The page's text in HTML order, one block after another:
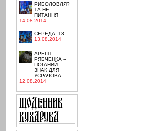
РИБОЛОВЛЯ?
ТА НЕ
ПИТАННЯ
14.08.2014
СЕРЕДА, 13
13.08.2014
АРЕШТ
РЯБЧЕНКА --
ПОГАНИЙ
ЗНАК ДЛЯ
УСРАЧОВА
12.08.2014